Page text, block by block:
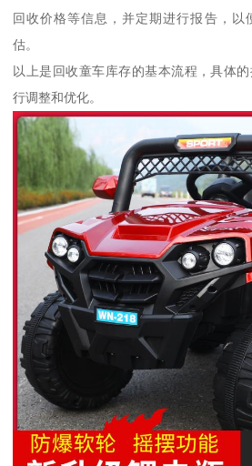
回收价格等信息，并定期进行报告，以
估。
以上是回收童车库存的基本流程，具体
行调整和优化。